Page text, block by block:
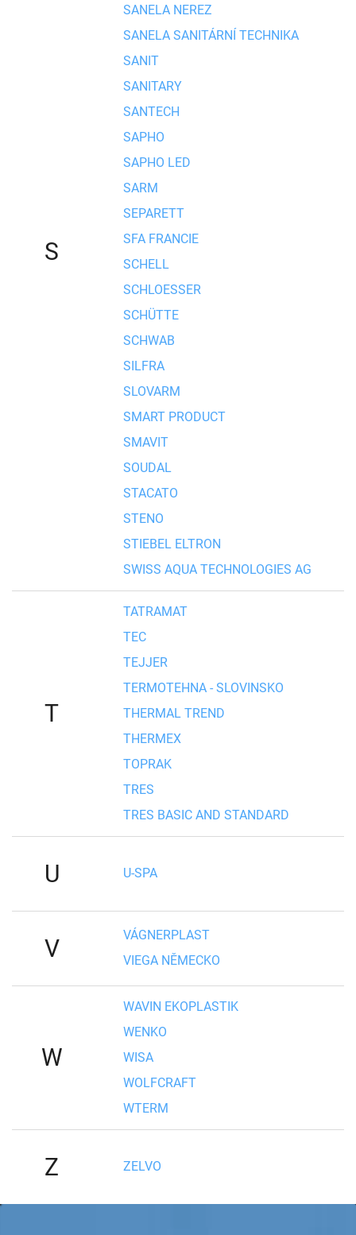
S
SANELA NEREZ
SANELA SANITÁRNÍ TECHNIKA
SANIT
SANITARY
SANTECH
SAPHO
SAPHO LED
SARM
SEPARETT
SFA FRANCIE
SCHELL
SCHLOESSER
SCHÜTTE
SCHWAB
SILFRA
SLOVARM
SMART PRODUCT
SMAVIT
SOUDAL
STACATO
STENO
STIEBEL ELTRON
SWISS AQUA TECHNOLOGIES AG
T
TATRAMAT
TEC
TEJJER
TERMOTEHNA - SLOVINSKO
THERMAL TREND
THERMEX
TOPRAK
TRES
TRES BASIC AND STANDARD
U U-SPA
V
VÁGNERPLAST
VIEGA NĚMECKO
W
WAVIN EKOPLASTIK
WENKO
WISA
WOLFCRAFT
WTERM
Z ZELVO
Z